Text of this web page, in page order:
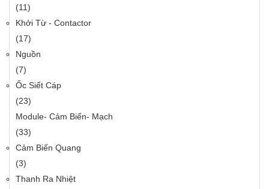
(11)
Khởi Từ - Contactor
(17)
Nguồn
(7)
Ốc Siết Cáp
(23)
Module- Cảm Biến- Mạch
(33)
Cảm Biến Quang
(3)
Thanh Ra Nhiệt